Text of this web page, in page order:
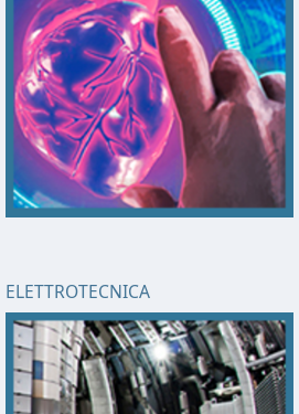
ELETTROTECNICA